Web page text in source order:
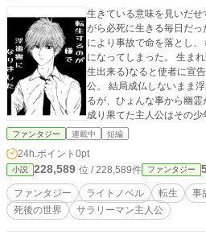
生きている意味を見いだ
がら必死に生きる毎日だった。 しかしとある少年を
により事故で命を落とし
になってしまった。 生まれ変わって人生をやり直せる事に(転
生出来る)なると使者に宣
公。 結局成仏しないまま浮遊霊として人間界を彷徨う事にな
るが、ひょんな事から幽霊が見
成り果てた主人公はその
に立ち合う。 生きる事に全く執着のない主人公だが、少年と
なのか。 そして幽霊となった主人公はこれから先どうなるの
か？！
ファンタジー 連載中 短編
24h.ポイント 0pt
小説 228,589 位 / 228,589件 ファンタジー
ファンタジー ライトノベル 転生 事
死後の世界
サラリーマン主人公